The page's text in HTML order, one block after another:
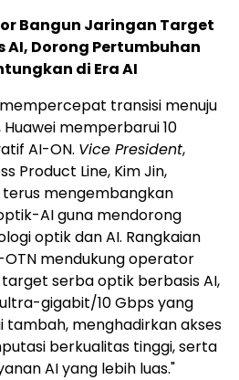
Bangun Jaringan Target
AI, Dorong Pertumbuhan
di Era AI
transisi menuju
memperbarui 10
AI-ON. Vice President,
Product Line, Kim Jin,
terus mengembangkan
AI guna mendorong
optik dan AI. Rangkaian
OTN mendukung operator
serba optik berbasis AI,
gigabit/10 Gbps yang
tambah, menghadirkan akses
berkualitas tinggi, serta
AI yang lebih luas."